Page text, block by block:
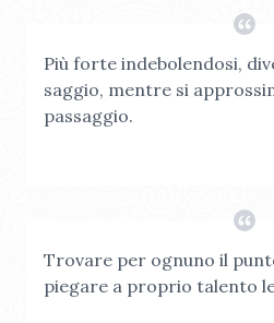
Più forte indebolendosi,
saggio, mentre si
passaggio.
Trovare per ognuno il
piegare a proprio talento